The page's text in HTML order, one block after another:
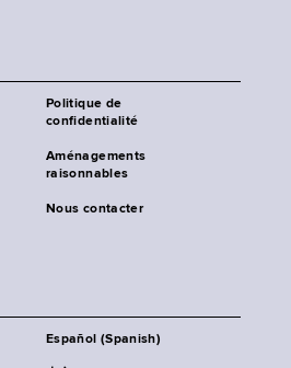
Politique de
confidentialité
Aménagements
raisonnables
Nous contacter
Español (Spanish)